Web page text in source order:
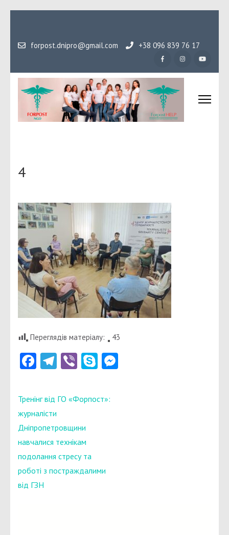
вмісту
Enter)
forpost.dnipro@gmail.com +38 096 839 76 17
4
Переглядів матеріалу: 43
Facebook
Telegram
ViberSkype
Навігація
записів
Тренінг від ГО «Форпост»:
журналісти
Дніпропетровщини
навчалися технікам
подолання стресу та
роботі з постраждалими
від ГЗН